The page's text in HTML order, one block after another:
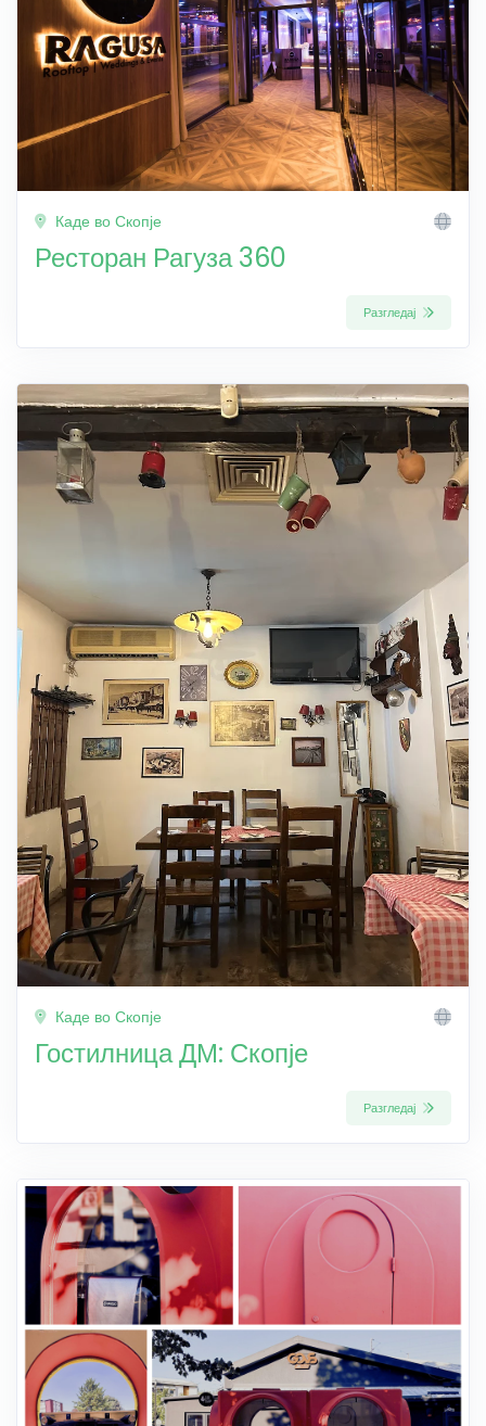
Каде во Скопје
Ресторан Рагуза 360
Разгледај
Каде во Скопје
Гостилница ДМ: Скопје
Разгледај